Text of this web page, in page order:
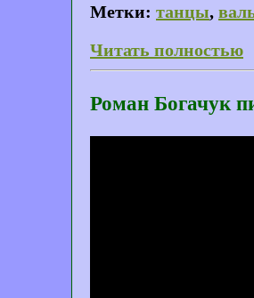
Метки: танцы,
Читать полностью
Роман Богачук